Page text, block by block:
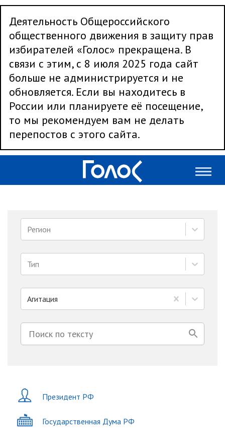
Деятельность Общероссийского
общественного движения в защиту прав
избирателей «Голос» прекращена. В
связи с этим, с 8 июля 2025 года сайт
больше не администрируется и не
обновляется. Если вы находитесь в
России или планируете её посещение,
то мы рекомендуем вам не делать
перепостов с этого сайта.
Регион
Тип
Агитация
Президент РФ
Государственная Дума РФ